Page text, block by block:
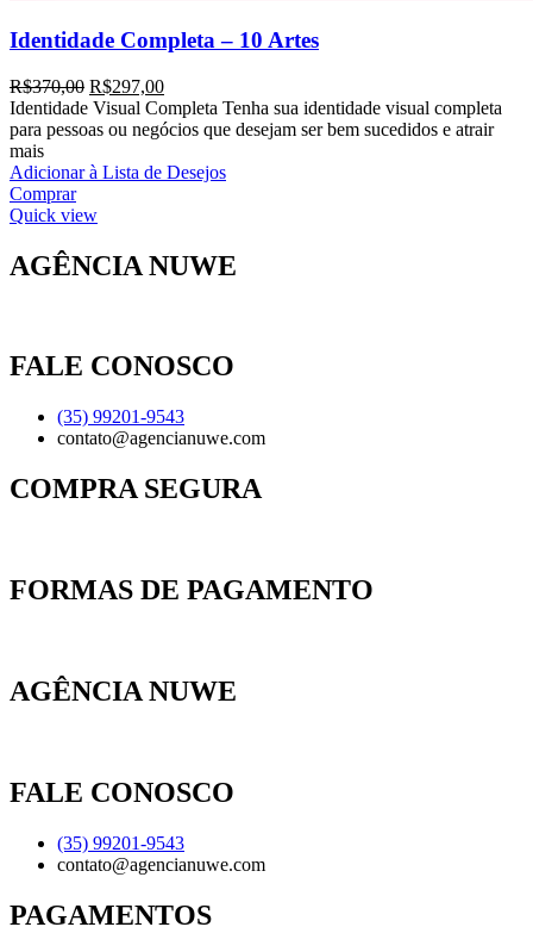
Identidade Completa – 10 Artes
R$370,00 R$297,00
Identidade Visual Completa Tenha sua identidade visual completa
para pessoas ou negócios que desejam ser bem sucedidos e atrair
mais
Adicionar à Lista de Desejos
Comprar
Quick view
AGÊNCIA NUWE
FALE CONOSCO
(35) 99201-9543
contato@agencianuwe.com
COMPRA SEGURA
FORMAS DE PAGAMENTO
AGÊNCIA NUWE
FALE CONOSCO
(35) 99201-9543
contato@agencianuwe.com
PAGAMENTOS